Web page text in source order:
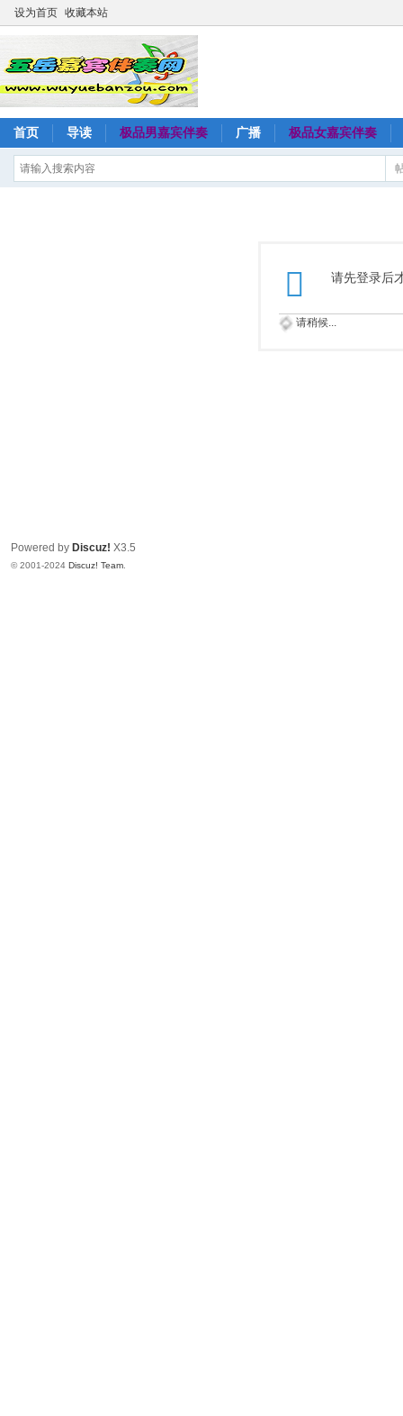
设为首页 收藏本站
首页 导读 极品男嘉宾伴奏 广播 极品女嘉宾伴奏
请先登录后
请稍候...
Powered by Discuz! X3.5
© 2001-2024 Discuz! Team